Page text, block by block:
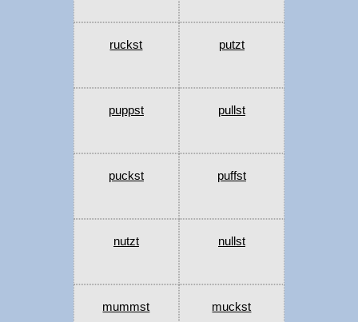
ruckst putzt
puppst pullst
puckst puffst
nutzt nullst
mummst muckst